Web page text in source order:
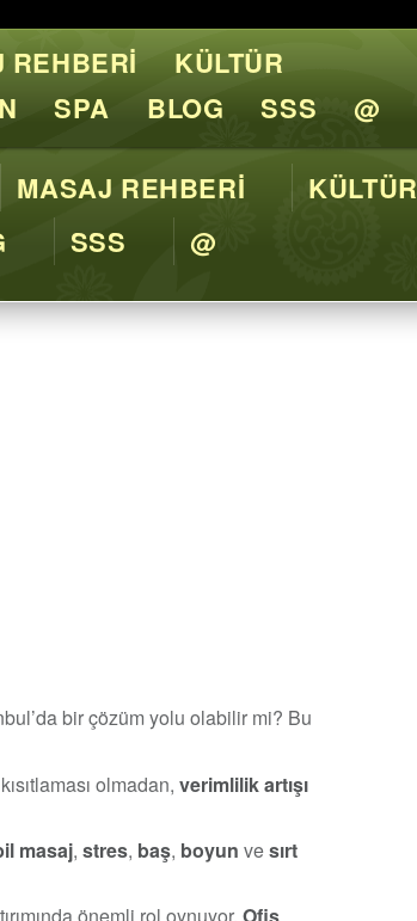
Tavsiyeler
MASAJ REHBERİ
KÜLTÜR
SSS @
bir çözüm yolu olabilir mi? Bu
olmadan, verimlilik artışı
masaj, stres, baş, boyun vesırt
REHBERİ
KÜLTÜR
SPA BLOG SSS @